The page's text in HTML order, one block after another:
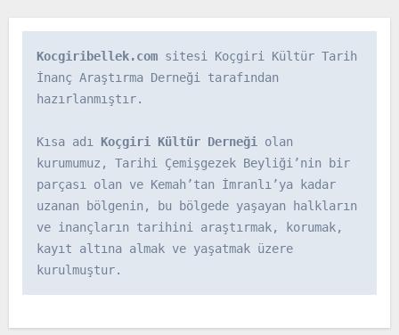
Kocgiribellek.com sitesi Koçgiri Kültür Tarih
İnanç Araştırma Derneği tarafından
hazırlanmıştır.
Kısa adı Koçgiri Kültür Derneği olan
kurumumuz, Tarihi Çemişgezek Beyliği’nin bir
parçası olan ve Kemah’tan İmranlı’ya kadar
uzanan bölgenin, bu bölgede yaşayan halkların
ve inançların tarihini araştırmak, korumak,
kayıt altına almak ve yaşatmak üzere
kurulmuştur.